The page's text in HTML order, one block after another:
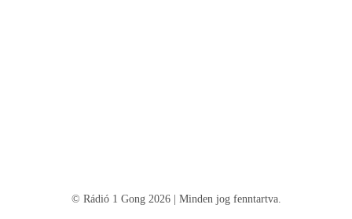
© Rádió 1 Gong 2026 | Minden jog fenntartva.